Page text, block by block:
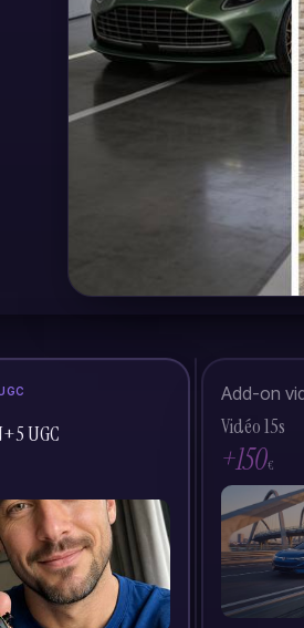
UGC
Add-on
Vidéo 15s
+150€